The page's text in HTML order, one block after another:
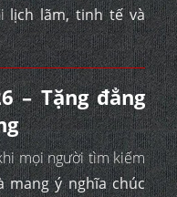
lịch lãm, tinh tế và
– Tặng đẳng
mọi người tìm kiếm
mang ý nghĩa chúc